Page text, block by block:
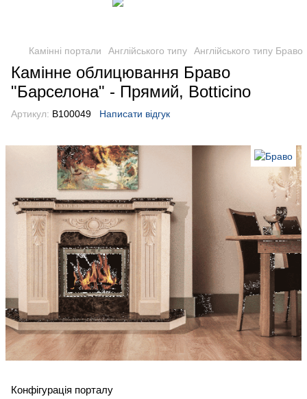
Камінні портали Англійського типу Англійського типу Браво
Камінне облицювання Браво
"Барселона" - Прямий, Botticino
Артикул: B100049 Написати відгук
Конфігурація порталу